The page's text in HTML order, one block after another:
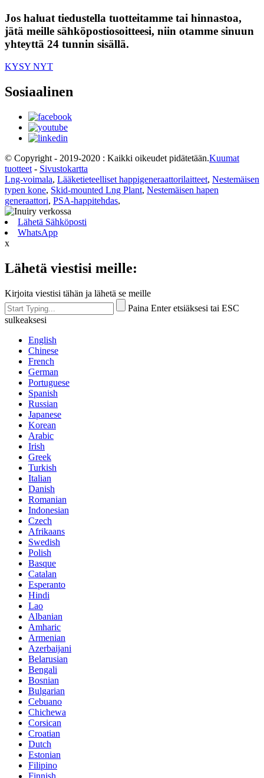
Jos haluat tiedustella tuotteitamme tai hinnastoa,
jätä meille sähköpostiosoitteesi, niin otamme sinuun
yhteyttä 24 tunnin sisällä.
KYSY NYT
Sosiaalinen
© Copyright - 2019-2020 : Kaikki oikeudet pidätetään.Kuumat
tuotteet - Sivustokartta
Lng-voimala, Lääketieteelliset happigeneraattorilaitteet, Nestemäisen
typen kone, Skid-mounted Lng Plant, Nestemäisen hapen
generaattori, PSA-happitehdas,
Lähetä Sähköposti
WhatsApp
x
Lähetä viestisi meille:
Kirjoita viestisi tähän ja lähetä se meille
Paina Enter etsiäksesi tai ESC
sulkeaksesi
English
Chinese
French
German
Portuguese
Spanish
Russian
Japanese
Korean
Arabic
Irish
Greek
Turkish
Italian
Danish
Romanian
Indonesian
Czech
Afrikaans
Swedish
Polish
Basque
Catalan
Esperanto
Hindi
Lao
Albanian
Amharic
Armenian
Azerbaijani
Belarusian
Bengali
Bosnian
Bulgarian
Cebuano
Chichewa
Corsican
Croatian
Dutch
Estonian
Filipino
Finnish